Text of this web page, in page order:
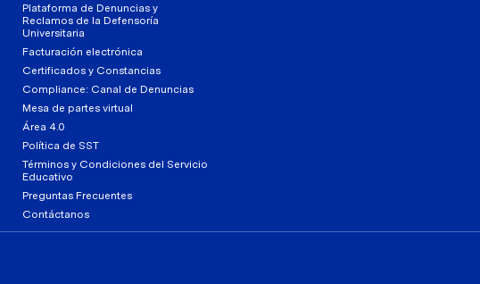
Plataforma de Denuncias y
Reclamos de la Defensoría
Universitaria
Facturación electrónica
Certificados y Constancias
Compliance: Canal de Denuncias
Mesa de partes virtual
Área 4.0
Política de SST
Términos y Condiciones del Servicio
Educativo
Preguntas Frecuentes
Contáctanos